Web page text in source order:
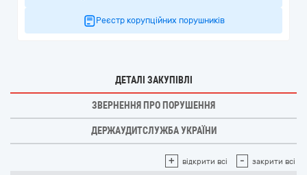
Реєстр корупційних порушників
ДЕТАЛІ ЗАКУПІВЛІ
ЗВЕРНЕННЯ ПРО ПОРУШЕННЯ
ДЕРЖАУДИТСЛУЖБА УКРАЇНИ
+ відкрити всі - закрити всі